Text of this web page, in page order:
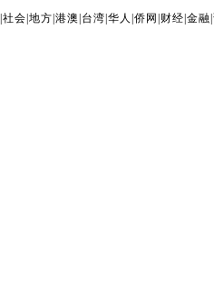
|社会 |地方 |港澳 台湾 |华人 |侨网 财经 |金融 |